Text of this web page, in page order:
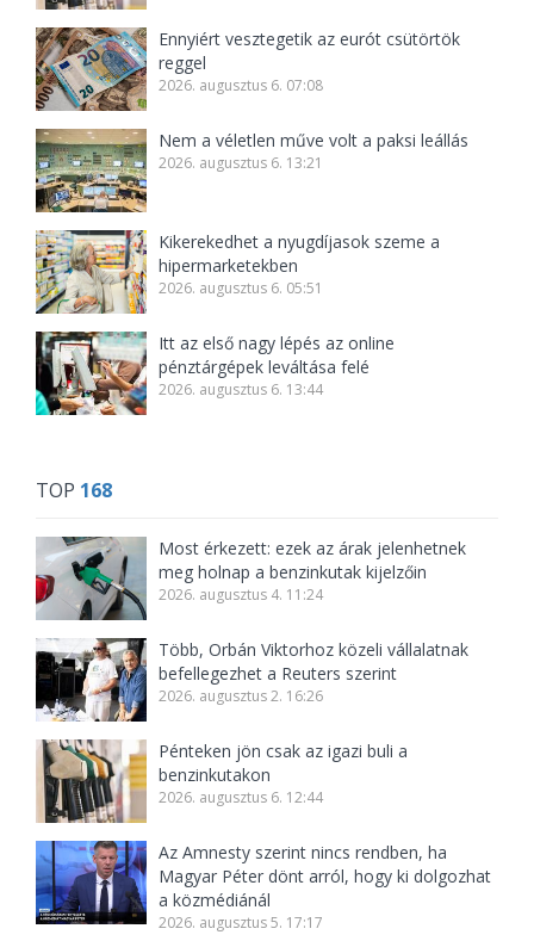
Ennyiért vesztegetik az eurót csütörtök
reggel
2026. augusztus 6. 07:08
Nem a véletlen műve volt a paksi leállás
2026. augusztus 6. 13:21
Kikerekedhet a nyugdíjasok szeme a
hipermarketekben
2026. augusztus 6. 05:51
Itt az első nagy lépés az online
pénztárgépek leváltása felé
2026. augusztus 6. 13:44
TOP 168
Most érkezett: ezek az árak jelenhetnek
meg holnap a benzinkutak kijelzőin
2026. augusztus 4. 11:24
Több, Orbán Viktorhoz közeli vállalatnak
befellegezhet a Reuters szerint
2026. augusztus 2. 16:26
Pénteken jön csak az igazi buli a
benzinkutakon
2026. augusztus 6. 12:44
Az Amnesty szerint nincs rendben, ha
Magyar Péter dönt arról, hogy ki dolgozhat
a közmédiánál
2026. augusztus 5. 17:17